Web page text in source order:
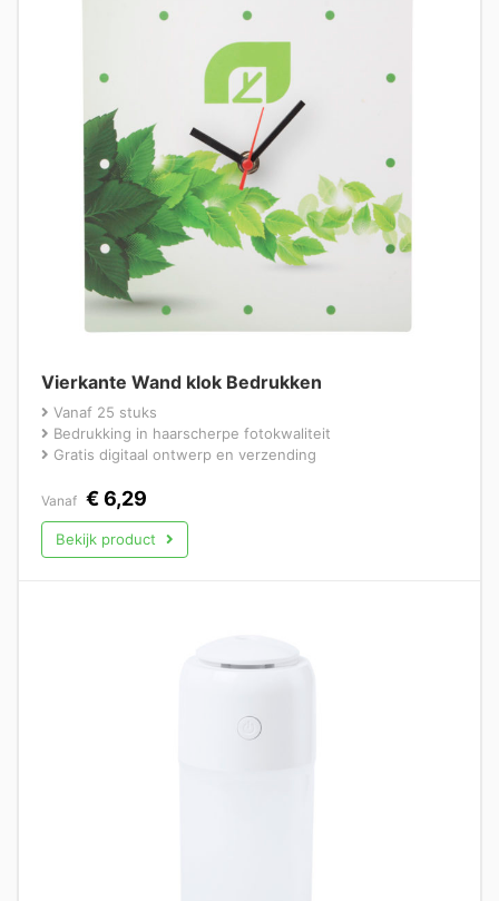
Vierkante Wand klok Bedrukken
Vanaf 25 stuks
Bedrukking in haarscherpe fotokwaliteit
Gratis digitaal ontwerp en verzending
Vanaf €6,29
Bekijk product